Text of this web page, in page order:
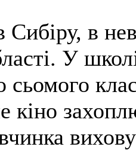
Сибіру, в
У
кіно